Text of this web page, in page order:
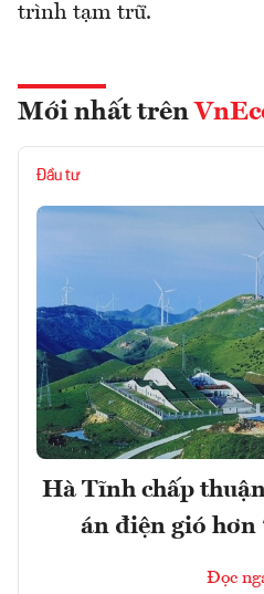
trình tạm trữ.
Mới nhất trên
Đầu tư
Hà Tĩnh chấp
án điện gió hơn
Đọc